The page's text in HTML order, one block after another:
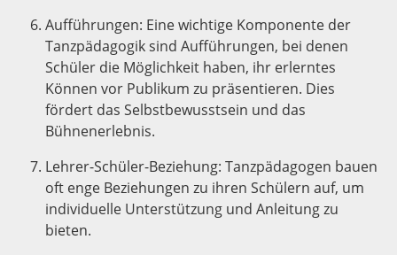
Aufführungen: Eine wichtige Komponente der
Tanzpädagogik sind Aufführungen, bei denen
Schüler die Möglichkeit haben, ihr erlerntes
Können vor Publikum zu präsentieren. Dies
fördert das Selbstbewusstsein und das
Bühnenerlebnis.
Lehrer-Schüler-Beziehung: Tanzpädagogen bauen
oft enge Beziehungen zu ihren Schülern auf, um
individuelle Unterstützung und Anleitung zu
bieten.